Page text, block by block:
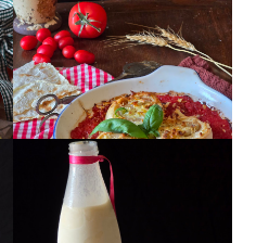
GIRANDOLE DI
RICOTTA